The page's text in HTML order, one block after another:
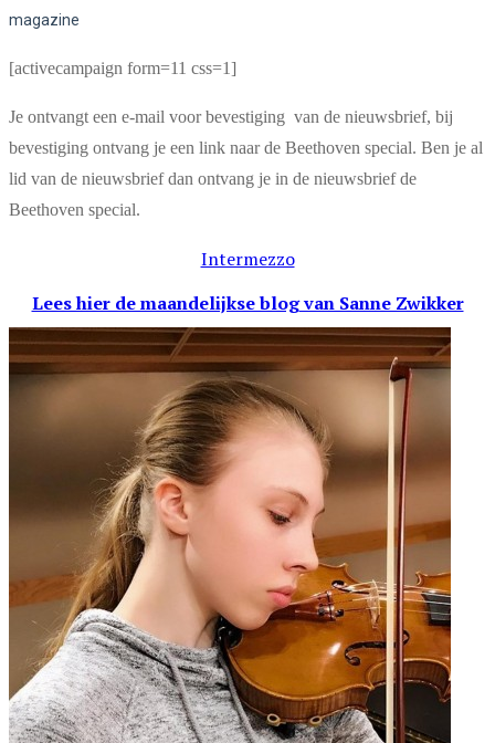
magazine
[activecampaign form=11 css=1]
Je ontvangt een e-mail voor bevestiging van de nieuwsbrief, bij
bevestiging ontvang je een link naar de Beethoven special. Ben je al
lid van de nieuwsbrief dan ontvang je in de nieuwsbrief de
Beethoven special.
Intermezzo
Lees hier de maandelijkse blogvan Sanne Zwikker